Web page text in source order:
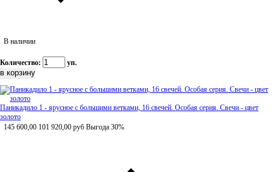
В наличии
Количество: уп.
Паникадило 1 - ярусное с большими ветками, 16 свечей. Особая серия. Свечи - цвет
золото
145 600,00 101 920,00 руб Выгода 30%